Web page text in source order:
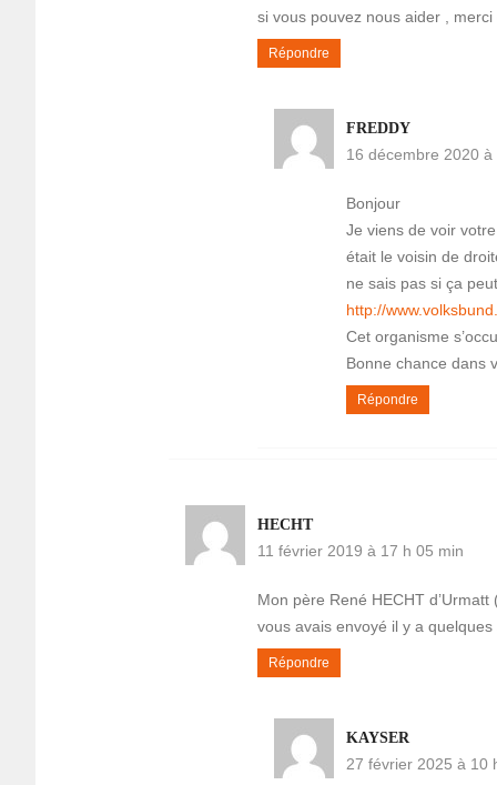
si vous pouvez nous aider , merci
Répondre
FREDDY
16 décembre 2020 à
Bonjour
Je viens de voir
était le voisin de
ne sais pas si ça
http://
Cet organisme
Bonne chance dans
Répondre
HECHT
11 février 2019 à 17 h 05 min
Mon père René HECHT
vous avais envoyé il y a quelques
Répondre
KAYSER
27 février 2025 à 10